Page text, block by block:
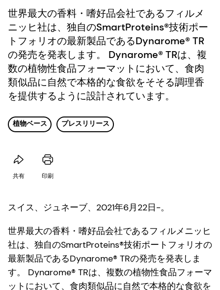
世界最大の香料・嗜好品会社であるフィルメ
ニッヒ社は、独自のSmartProteins®技術ポー
トフォリオの最新製品であるDynarome® TR
の発売を発表します。 Dynarome® TRは、複
数の植物性食品フォーマットにおいて、食肉
類似品に自然で本格的な食欲をそそる調理香
を提供するように設計されています。
植物ベース プレスリリース
共有 印刷
スイス、ジュネーブ、2021年6月22日-。
世界最大の香料・嗜好品会社であるフィルメニッヒ
社は、独自のSmartProteins®技術ポートフォリオの
最新製品であるDynarome® TRの発売を発表しま
す。 Dynarome® TRは、複数の植物性食品フォーマ
ットにおいて、食肉類似品に自然で本格的な食欲を